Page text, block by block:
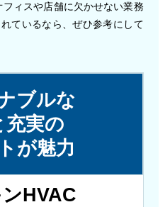
ィスや店舗に欠かせない業務
ているなら、ぜひ参考にして
ブルな
充実の
が魅力
HVAC